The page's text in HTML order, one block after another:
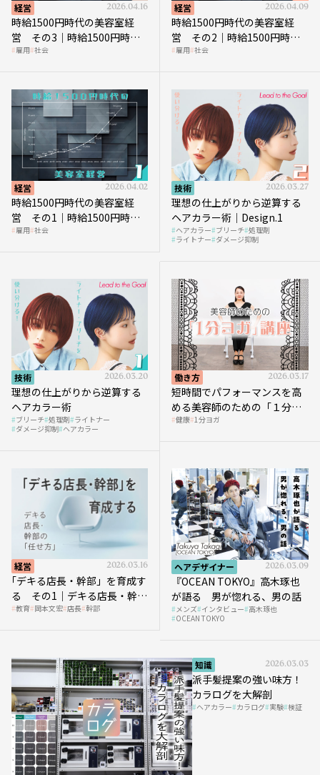
経営 2026.04.16
時給1500円時代の美容室経
営 その3｜時給1500円時
代、美容業はどのような影響
雇用 社会
経営 2026.04.09
時給1500円時代の美容室経
営 その2｜時給1500円時代
に支払う給与はいくらなのか
雇用 社会
経営 2026.04.02
時給1500円時代の美容室経
営 その1｜時給1500円時代
へ向かう社会的背景
雇用 社会
技術 2026.03.27
理想の仕上がりから逆算する
ヘアカラー術｜Design.1
ヘアカラー ブリーチ 処理剤
ライトナー ダメージ抑制
技術 2026.03.20
理想の仕上がりから逆算する
ヘアカラー術
ブリーチ 処理剤 ライトナー
ダメージ抑制 ヘアカラー
働き方 2026.03.17
短時間でパフォーマンスを高
める美容師のための「１分ヨ
ガ」講座｜実践編
健康 1分ヨガ
経営 2026.03.16
｢デキる店長・幹部」を育成す
る その1｜デキる店長・幹部
の「任せ方」
教育 岡本文宏 店長 幹部
ヘアデザイナー 2026.03.09
『OCEAN TOKYO』高木琢也
が語る 男が惚れる、男の話
メンズ インタビュー 高木琢也
OCEAN TOKYO
知識 2026.03.03
派手髪提案の強い味方！
カラログを大解剖
ヘアカラー カラログ 実験 検証